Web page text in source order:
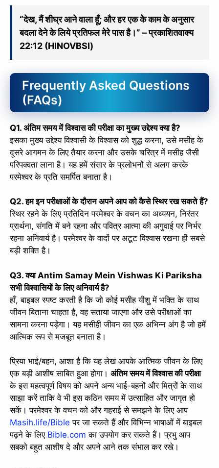
“देख, मैं शीघ्र आने वाला हूँ; और हर एक के काम के अनुसार
बदला देने के लिये प्रतिफल मेरे पास है।” – प्रकाशितवाक्य
22:12 (HINOVBSI)
Frequently Asked Questions
(FAQs)
Q1. अंतिम समय में विश्वास की परीक्षा का मुख्य उद्देश्य क्या है?
इसका मुख्य उद्देश्य विश्वासी के विश्वास को शुद्ध करना, उसे मसीह के
दूसरे आगमन के लिए तैयार करना और उसके चरित्र में मसीह जैसी
परिपक्वता लाना है। यह हमें संसार के प्रलोभनों से अलग करके
परमेश्वर के प्रति समर्पित बनाता है।
Q2. हम इन परीक्षाओं के दौरान अपने आप को कैसे स्थिर रख सकते हैं?
स्थिर रहने के लिए प्रतिदिन परमेश्वर के वचन का अध्ययन, निरंतर
प्रार्थना, संगति में बने रहना और पवित्र आत्मा की अगुवाई पर निर्भर
रहना अनिवार्य है। परमेश्वर के वादों पर अटूट विश्वास रखना ही सबसे
बड़ी शक्ति है।
Q3. क्या Antim Samay Mein Vishwas Ki Pariksha
सभी विश्वासियों के लिए अनिवार्य है?
हाँ, बाइबल स्पष्ट करती है कि जो कोई मसीह यीशु में भक्ति के साथ
जीवन बिताना चाहता है, वह सताया जाएगा और उसे परीक्षाओं का
सामना करना पड़ेगा। यह मसीही जीवन का एक अभिन्न अंग है जो हमें
आत्मिक रूप से मजबूत बनाता है।
प्रिया भाई/बहन, आशा है कि यह लेख आपके आत्मिक जीवन के लिए
एक बड़ी आशीष साबित हुआ होगा। अंतिम समय में विश्वास की परीक्षा
के इस महत्वपूर्ण विषय को अपने अन्य भाई-बहनों और मित्रों के साथ
साझा करें ताकि वे भी इस कठिन समय में उत्साहित और जागृत हो
सकें। परमेश्वर के वचन को और गहराई से समझने के लिए आप
Masih.life/Bible पर जा सकते हैं और विभिन्न भाषाओं में बाइबल
पढ़ने के लिए Bible.com का उपयोग कर सकते हैं। प्रभु आप
सबको बहुत आशीष दे और अपने आने तक संभाल कर रखे।